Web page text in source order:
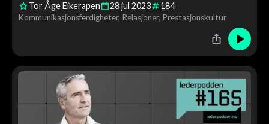
Tor Åge Eikerapen 28jul 2023 184
Kommunikasjonsferdigheter Relasjoner Prestasjonskultur